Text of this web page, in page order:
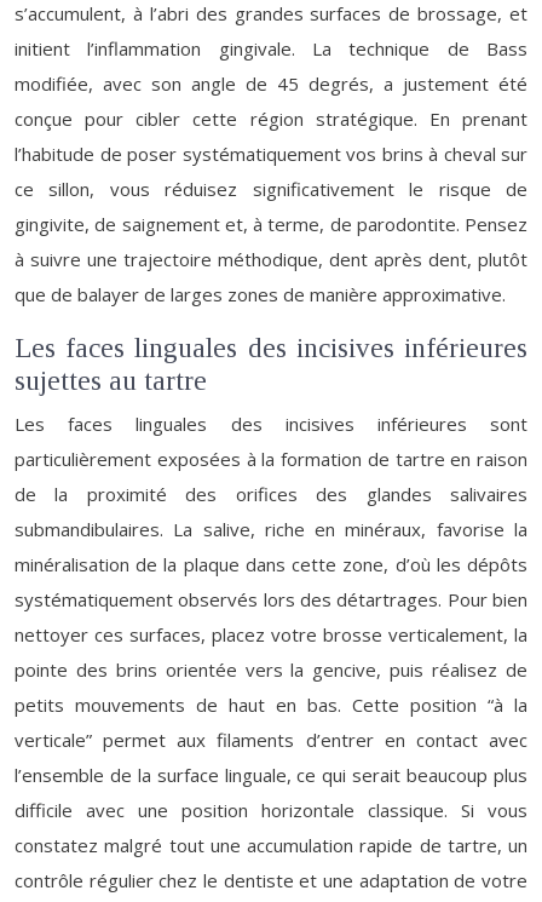
s’accumulent, à l’abri des grandes surfaces de brossage, et
initient l’inflammation gingivale. La technique de Bass
modifiée, avec son angle de 45 degrés, a justement été
conçue pour cibler cette région stratégique. En prenant
l’habitude de poser systématiquement vos brins à cheval sur
ce sillon, vous réduisez significativement le risque de
gingivite, de saignement et, à terme, de parodontite. Pensez
à suivre une trajectoire méthodique, dent après dent, plutôt
que de balayer de larges zones de manière approximative.
Les faces linguales des incisives inférieures
sujettes au tartre
Les faces linguales des incisives inférieures sont
particulièrement exposées à la formation de tartre en raison
de la proximité des orifices des glandes salivaires
submandibulaires. La salive, riche en minéraux, favorise la
minéralisation de la plaque dans cette zone, d’où les dépôts
systématiquement observés lors des détartrages. Pour bien
nettoyer ces surfaces, placez votre brosse verticalement, la
pointe des brins orientée vers la gencive, puis réalisez de
petits mouvements de haut en bas. Cette position “à la
verticale” permet aux filaments d’entrer en contact avec
l’ensemble de la surface linguale, ce qui serait beaucoup plus
difficile avec une position horizontale classique. Si vous
constatez malgré tout une accumulation rapide de tartre, un
contrôle régulier chez le dentiste et une adaptation de votre